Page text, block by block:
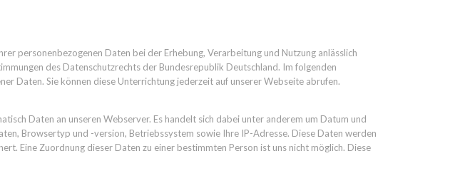
personenbezogenen Daten bei der Erhebung, Verarbeitung und Nutzung anlässlich
des Datenschutzrechts der Bundesrepublik Deutschland. Im folgenden
Daten. Sie können diese Unterrichtung jederzeit auf unserer Webseite abrufen.
Daten an unseren Webserver. Es handelt sich dabei unter anderem um Datum und
Browsertyp und -version, Betriebssystem sowie Ihre IP-Adresse. Diese Daten werden
Eine Zuordnung dieser Daten zu einer bestimmten Person ist uns nicht möglich. Diese